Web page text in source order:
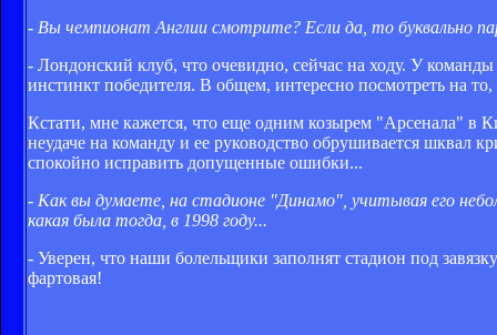
- Вы чемпионат Англии смотрите? Если да, то буквально
- Лондонский клуб, что очевидно, сейчас на ходу. У
инстинкт победителя. В общем, интересно посмотреть на
Кстати, мне кажется, что еще одним козырем "Арсенала" в
неудаче на команду и ее руководство обрушивается
спокойно исправить допущенные ошибки...
- Как вы думаете, на стадионе "Динамо", учитывая его
какая была тогда, в 1998 году...
- Уверен, что наши болельщики заполнят стадион под
фартовая!